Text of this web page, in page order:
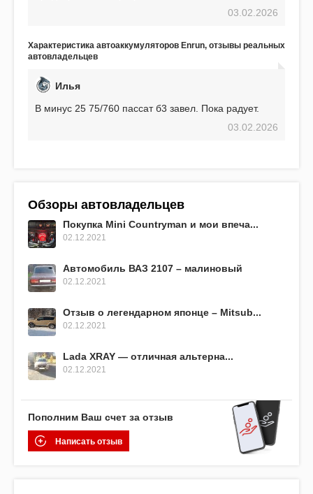
использования не было ни единой поломки,
EFB 75. Судя по характеристикам, он даже
превосходит предыдущую модель.
03.02.2026
Характеристика автоаккумуляторов Enrun, отзывы реальных
автовладельцев
Илья
В минус 25 75/760 пассат б3 завел. Пока радует.
03.02.2026
Обзоры автовладельцев
Покупка Mini Countryman и мои впеча...
02.12.2021
Автомобиль ВАЗ 2107 – малиновый
02.12.2021
Отзыв о легендарном японце – Mitsub...
02.12.2021
Lada XRAY — отличная альтерна...
02.12.2021
Пополним Ваш счет за отзыв
Написать отзыв